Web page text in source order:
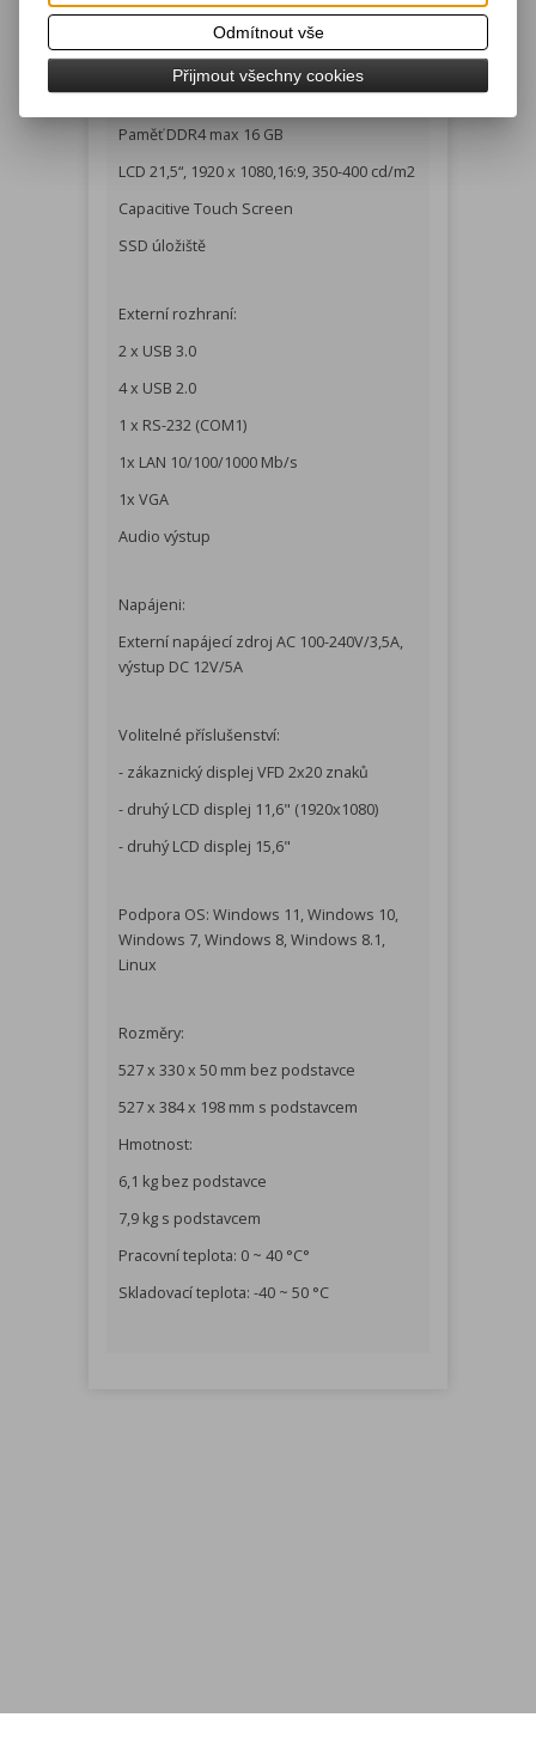
Technické parametry:
CPU Intel Celeron J6412 Quad-Core 2,0
GHz
Paměť DDR4 max 16 GB
LCD 21,5“, 1920 x 1080,16:9, 350-400 cd/m2
Capacitive Touch Screen
SSD úložiště
Externí rozhraní:
2 x USB 3.0
4 x USB 2.0
1 x RS-232 (COM1)
1x LAN 10/100/1000 Mb/s
1x VGA
Audio výstup
Napájeni:
Externí napájecí zdroj AC 100-240V/3,5A,
výstup DC 12V/5A
Volitelné příslušenství:
- zákaznický displej VFD 2x20 znaků
- druhý LCD displej 11,6" (1920x1080)
- druhý LCD displej 15,6"
Podpora OS: Windows 11, Windows 10,
Windows 7, Windows 8, Windows 8.1,
Linux
Rozměry:
527 x 330 x 50 mm bez podstavce
527 x 384 x 198 mm s podstavcem
Hmotnost:
6,1 kg bez podstavce
7,9 kg s podstavcem
Pracovní teplota: 0 ~ 40 °C°
Skladovací teplota: -40 ~ 50 °C
Odmítnout vše
Přijmout všechny cookies